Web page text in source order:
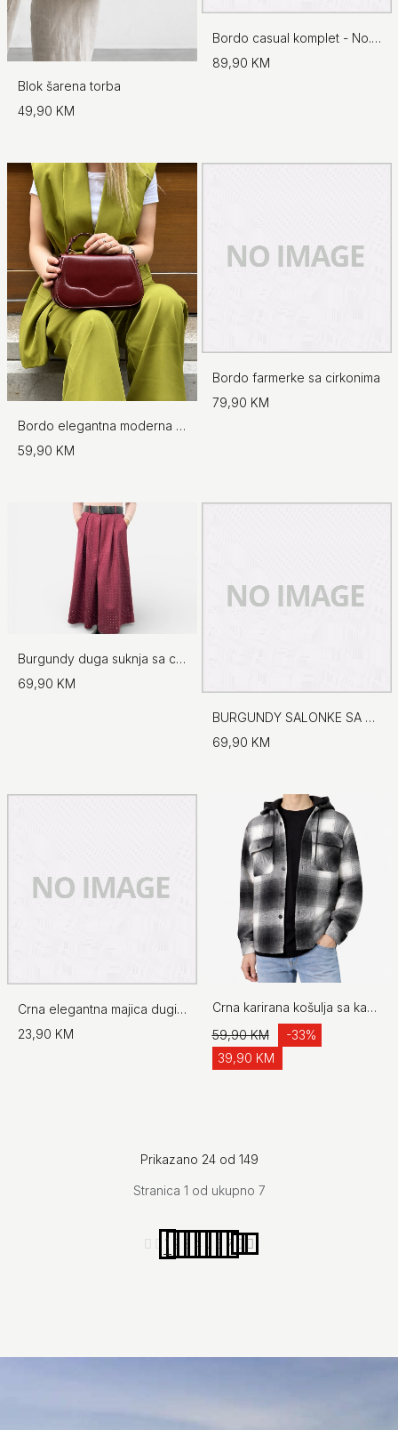
Blok šarena torba
49,90 KM
Bordo casual komplet - No.97
89,90 KM
Bordo elegantna moderna torba s preklopom
59,90 KM
Bordo farmerke sa cirkonima
79,90 KM
Burgundy duga suknja sa cirkonima
69,90 KM
BURGUNDY SALONKE SA UKRASNIM DETALJEM
69,90 KM
Crna elegantna majica dugih rukava
23,90 KM
Crna karirana košulja sa kapuljačom
59,90 KM
39,90 KM
-33%
Prikazano 24 od 149
Stranica 1 od ukupno 7
1 2 3 4 ... 6 7